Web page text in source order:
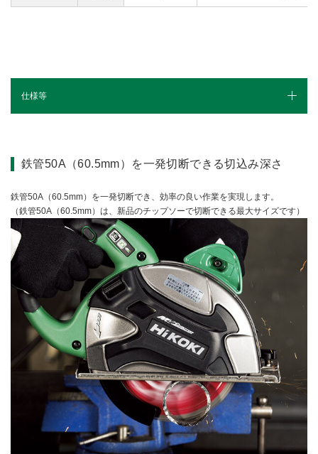
仕様等
仕様（スペック）
鉄管50A（60.5mm）を一発切断できる切込み深さ
鉄管50A（60.5mm）を一発切断でき、効率の良い作業を実現します。
（鉄管50A（60.5mm）は、新品のチップソーで切断できる最大サイズです）